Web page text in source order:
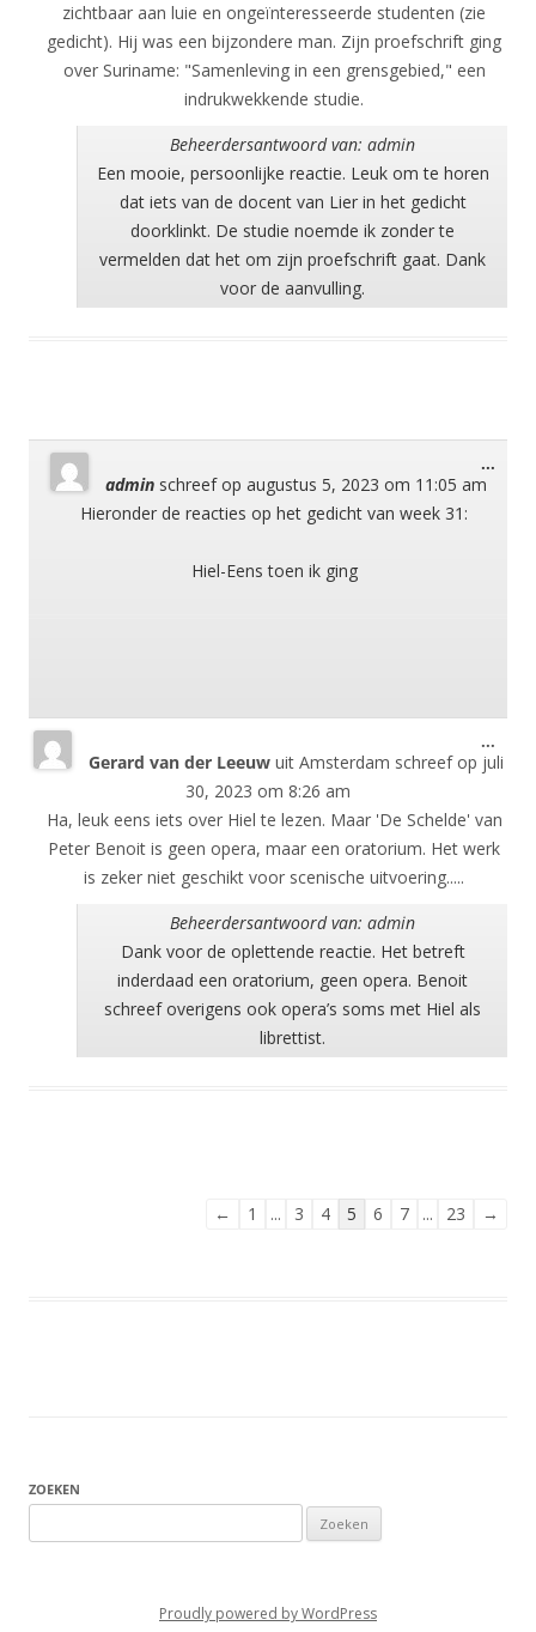
zichtbaar aan luie en ongeïnteresseerde studenten (zie
gedicht). Hij was een bijzondere man. Zijn proefschrift ging
over Suriname: "Samenleving in een grensgebied," een
indrukwekkende studie.
Beheerdersantwoord van: admin
Een mooie, persoonlijke reactie. Leuk om te horen
dat iets van de docent van Lier in het gedicht
doorklinkt. De studie noemde ik zonder te
vermelden dat het om zijn proefschrift gaat. Dank
voor de aanvulling.
admin schreef op augustus 5, 2023 om 11:05 am
Hieronder de reacties op het gedicht van week 31:
Hiel-Eens toen ik ging
...
Gerard van der Leeuw uit Amsterdam schreef op juli
30, 2023 om 8:26 am
Ha, leuk eens iets over Hiel te lezen. Maar 'De Schelde' van
Peter Benoit is geen opera, maar een oratorium. Het werk
is zeker niet geschikt voor scenische uitvoering.....
Beheerdersantwoord van: admin
Dank voor de oplettende reactie. Het betreft
inderdaad een oratorium, geen opera. Benoit
schreef overigens ook opera’s soms met Hiel als
librettist.
...
deze
Navigatie
← 1 ... 3 4 5 6 7 ... 23 →
ZOEKEN
naar:
Proudly powered by WordPress